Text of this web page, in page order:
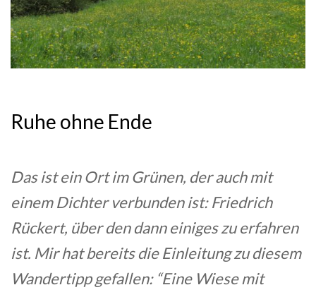
Ruhe ohne Ende
Das ist ein Ort im Grünen, der auch mit
einem Dichter verbunden ist: Friedrich
Rückert, über den dann einiges zu erfahren
ist. Mir hat bereits die Einleitung zu diesem
Wandertipp gefallen: “Eine Wiese mit